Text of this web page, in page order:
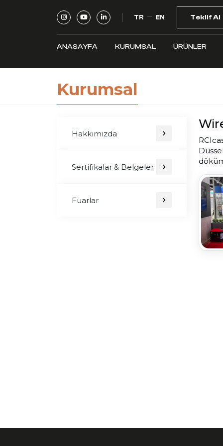
TR EN Teklif Al
ANASAYFA KURUMSAL ÜRÜNLER
Kurumsal
Hakkımızda
Sertifikalar & Belgeler
Fuarlar